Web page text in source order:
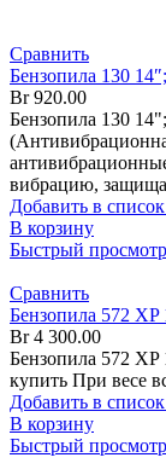
Сравнить
Бензопила 130
Br920.00
Бензопила 130
вибрацию,
Добавить в
В корзину
Быстрый просмотр
Сравнить
Бензопила 572
Br4 300.00
Бензопила 572
купить При весе
Добавить в
В корзину
Быстрый просмотр